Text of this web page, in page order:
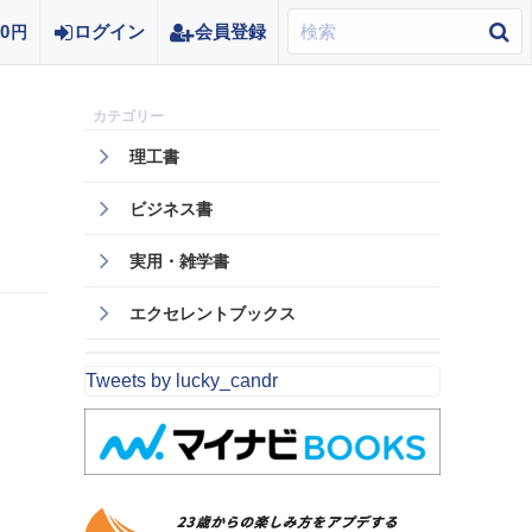
0 円 ログイン 会員登録
理工書
ビジネス書
実用・雑学書
エクセレントブックス
Tweets by lucky_candr